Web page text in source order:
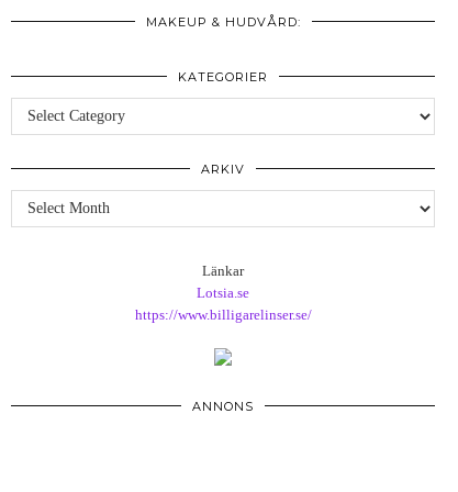
MAKEUP & HUDVÅRD:
KATEGORIER
Kategorier
ARKIV
Arkiv
Länkar
Lotsia.se
https://www.billigarelinser.se/
ANNONS